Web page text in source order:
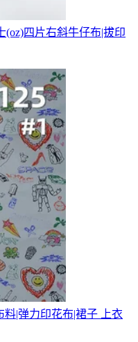
(oz)四片右斜牛仔布|拔印
料|弹力印花布|裙子 上衣